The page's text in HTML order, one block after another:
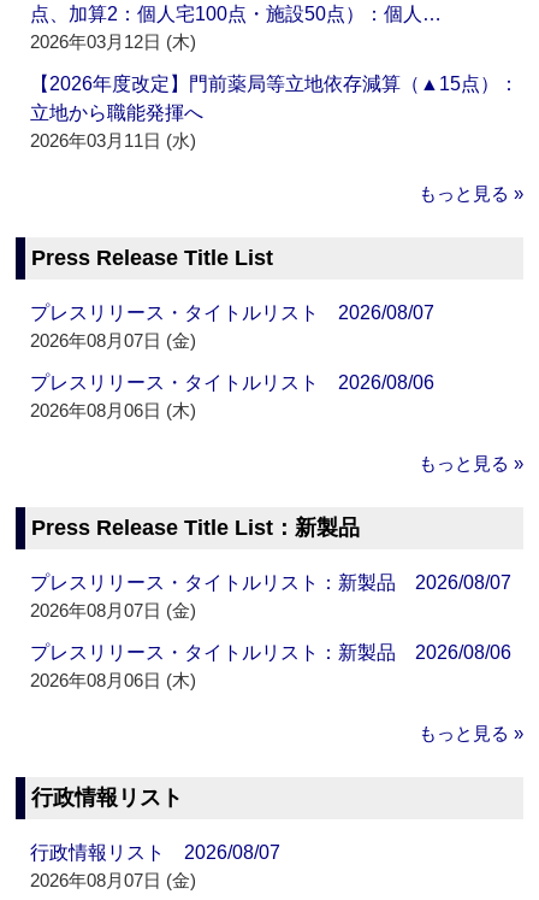
点、加算2：個人宅100点・施設50点）：個人…
2026年03月12日 (木)
【2026年度改定】門前薬局等立地依存減算（▲15点）：
立地から職能発揮へ
2026年03月11日 (水)
もっと見る »
Press Release Title List
プレスリリース・タイトルリスト 2026/08/07
2026年08月07日 (金)
プレスリリース・タイトルリスト 2026/08/06
2026年08月06日 (木)
もっと見る »
Press Release Title List：新製品
プレスリリース・タイトルリスト：新製品 2026/08/07
2026年08月07日 (金)
プレスリリース・タイトルリスト：新製品 2026/08/06
2026年08月06日 (木)
もっと見る »
行政情報リスト
行政情報リスト 2026/08/07
2026年08月07日 (金)